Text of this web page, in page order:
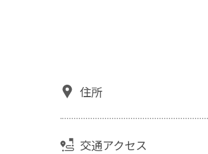
住所
交通アクセス